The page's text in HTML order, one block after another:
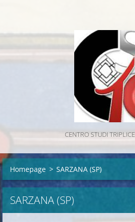
CENTRO STUDI
Homepage > SARZANA (SP)
SARZANA (SP)